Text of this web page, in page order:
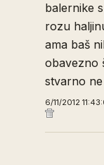
balernike
rozu
ama baš
obavezno
stvarno
6/11/2012